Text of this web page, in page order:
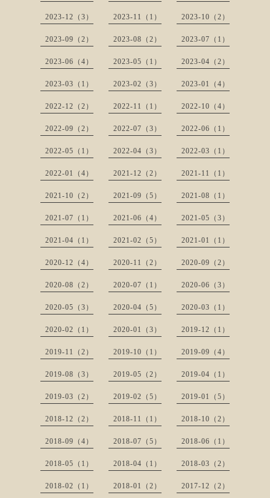
2023-12（3） 2023-11（1） 2023-10（2）
2023-09（2） 2023-08（2） 2023-07（1）
2023-06（4） 2023-05（1） 2023-04（2）
2023-03（1） 2023-02（3） 2023-01（4）
2022-12（2） 2022-11（1） 2022-10（4）
2022-09（2） 2022-07（3） 2022-06（1）
2022-05（1） 2022-04（3） 2022-03（1）
2022-01（4） 2021-12（2） 2021-11（1）
2021-10（2） 2021-09（5） 2021-08（1）
2021-07（1） 2021-06（4） 2021-05（3）
2021-04（1） 2021-02（5） 2021-01（1）
2020-12（4） 2020-11（2） 2020-09（2）
2020-08（2） 2020-07（1） 2020-06（3）
2020-05（3） 2020-04（5） 2020-03（1）
2020-02（1） 2020-01（3） 2019-12（1）
2019-11（2） 2019-10（1） 2019-09（4）
2019-08（3） 2019-05（2） 2019-04（1）
2019-03（2） 2019-02（5） 2019-01（5）
2018-12（2） 2018-11（1） 2018-10（2）
2018-09（4） 2018-07（5） 2018-06（1）
2018-05（1） 2018-04（1） 2018-03（2）
2018-02（1） 2018-01（2） 2017-12（2）